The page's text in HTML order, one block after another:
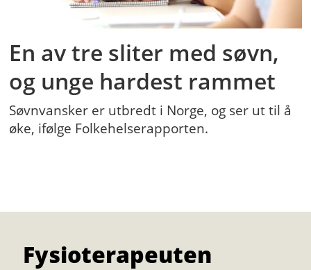
En av tre sliter med søvn,
og unge hardest rammet
Søvnvansker er utbredt i Norge, og ser ut til å
øke, ifølge Folkehelserapporten.
Fysioterapeuten